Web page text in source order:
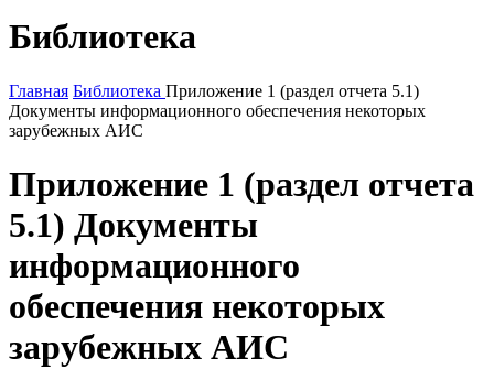
Библиотека
Главная Библиотека Приложение 1 (раздел отчета 5.1)
Документы информационного обеспечения некоторых
зарубежных АИС
Приложение 1 (раздел отчета
5.1) Документы
информационного
обеспечения некоторых
зарубежных АИС